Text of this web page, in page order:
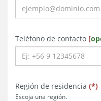
Teléfono de contacto [
Región de residencia (*)
Escoja una región.